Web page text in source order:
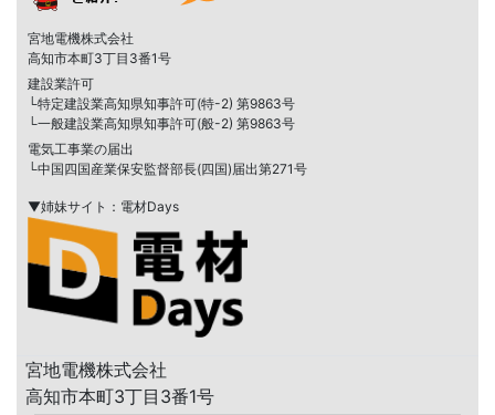
宮地電機株式会社
高知市本町3丁目3番1号
建設業許可
└特定建設業高知県知事許可(特-2) 第9863号
└一般建設業高知県知事許可(般-2) 第9863号
電気工事業の届出
└中国四国産業保安監督部長(四国)届出第271号
▼姉妹サイト：電材Days
宮地電機株式会社
高知市本町3丁目3番1号